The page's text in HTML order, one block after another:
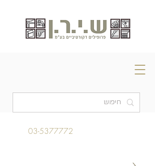
03-5377772